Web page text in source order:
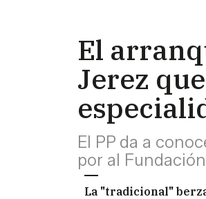
El
Jerez
El PP da a
por al
La "tradicional"